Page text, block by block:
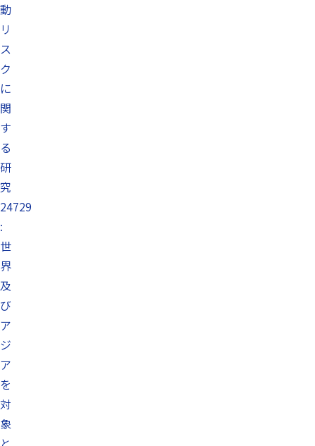
動
リ
ス
ク
に
関
す
る
研
究
24729
:
世
界
及
び
ア
ジ
ア
を
対
象